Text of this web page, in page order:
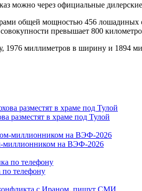
можно через официальные
общей мощностью 456
превышает 800
миллиметров в ширину и 1894
разместят в храме под Тулой
миллионником на ВЭФ-2026
по телефону